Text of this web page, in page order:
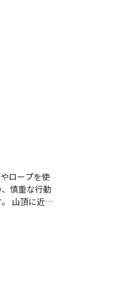
ロープを使
慎重な行動
感を味わえ
泉は400円で